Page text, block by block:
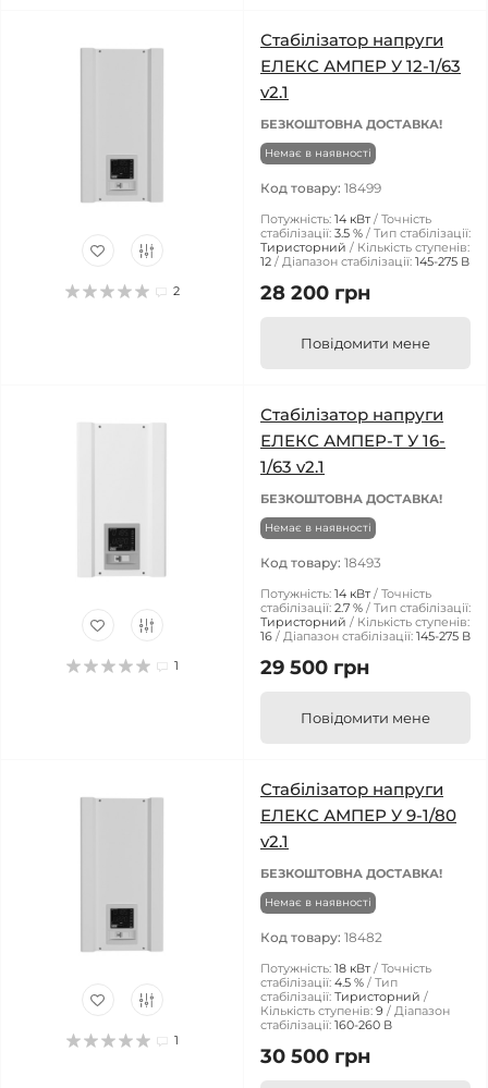
2
Стабілізатор напруги
ЕЛЕКС АМПЕР У 12-1/63
v2.1
БЕЗКОШТОВНА ДОСТАВКА!
Немає в наявності
Код товару: 18499
Потужність: 14 кВт
Точність
стабілізації: 3.5 %
Тип стабілізації:
Тиристорний
Кількість ступенів:
12
Діапазон стабілізації: 145-275 В
28 200 грн
Повідомити мене
1
Стабілізатор напруги
ЕЛЕКС АМПЕР-Т У 16-
1/63 v2.1
БЕЗКОШТОВНА ДОСТАВКА!
Немає в наявності
Код товару: 18493
Потужність: 14 кВт
Точність
стабілізації: 2.7 %
Тип стабілізації:
Тиристорний
Кількість ступенів:
16
Діапазон стабілізації: 145-275 В
29 500 грн
Повідомити мене
1
Стабілізатор напруги
ЕЛЕКС АМПЕР У 9-1/80
v2.1
БЕЗКОШТОВНА ДОСТАВКА!
Немає в наявності
Код товару: 18482
Потужність: 18 кВт
Точність
стабілізації: 4.5 %
Тип
стабілізації: Тиристорний
Кількість ступенів: 9
Діапазон
стабілізації: 160-260 В
30 500 грн